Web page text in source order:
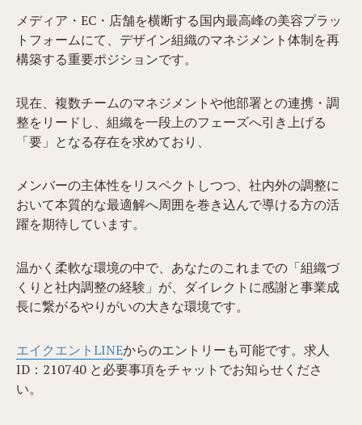
メディア・EC・店舗を横断する国内最高峰の美容プラッ
トフォームにて、デザイン組織のマネジメント体制を再
構築する重要ポジションです。
現在、複数チームのマネジメントや他部署との連携・調
整をリードし、組織を一段上のフェーズへ引き上げる
「要」となる存在を求めており、
メンバーの主体性をリスペクトしつつ、社内外の調整に
おいて本質的な最適解へ周囲を巻き込んで導ける方の活
躍を期待しています。
温かく柔軟な環境の中で、あなたのこれまでの「組織づ
くりと社内調整の経験」が、ダイレクトに感謝と事業成
長に繋がるやりがいの大きな環境です。
エイクエントLINEからのエントリーも可能です。求人
ID：210740​​​ と必要事項をチャットでお知らせくださ
い。